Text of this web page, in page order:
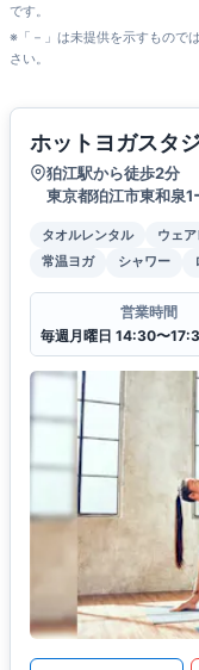
です。
※「－」は未提供を示すもので
さい。
ホットヨガスタ
狛江駅から徒歩2分
東京都狛江市東和泉
タオルレンタル ウェ
常温ヨガ
シャワー
営業時間